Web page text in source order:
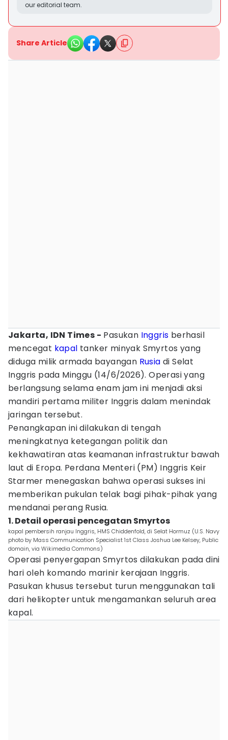
our editorial team.
Share Article
Jakarta, IDN Times - Pasukan Inggris berhasil
mencegat kapal tanker minyak Smyrtos yang
diduga milik armada bayangan Rusia di Selat
Inggris pada Minggu (14/6/2026). Operasi yang
berlangsung selama enam jam ini menjadi aksi
mandiri pertama militer Inggris dalam menindak
jaringan tersebut.
Penangkapan ini dilakukan di tengah
meningkatnya ketegangan politik dan
kekhawatiran atas keamanan infrastruktur bawah
laut di Eropa. Perdana Menteri (PM) Inggris Keir
Starmer menegaskan bahwa operasi sukses ini
memberikan pukulan telak bagi pihak-pihak yang
mendanai perang Rusia.
1. Detail operasi pencegatan Smyrtos
kapal pembersih ranjau Inggris, HMS Chiddenfold, di Selat Hormuz (U.S. Navy
photo by Mass Communication Specialist 1st Class Joshua Lee Kelsey, Public
domain, via Wikimedia Commons)
Operasi penyergapan Smyrtos dilakukan pada dini
hari oleh komando marinir kerajaan Inggris.
Pasukan khusus tersebut turun menggunakan tali
dari helikopter untuk mengamankan seluruh area
kapal.